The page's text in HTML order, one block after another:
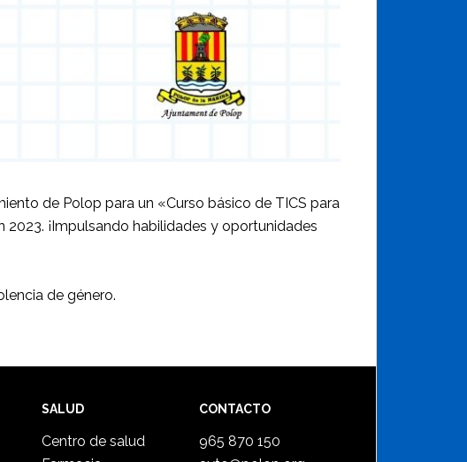
de Polop para un «Curso básico de TICS para
¡Impulsando habilidades y oportunidades
de género.
SALUD
Centro de salud
CONTACTO
965 870 150